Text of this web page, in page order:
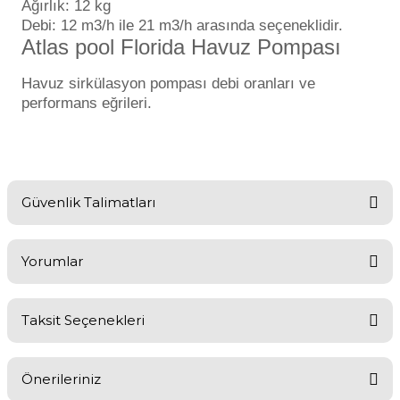
Havuz
Kapağı
Havuz Pompa
Kartuş Filtreler
Kuvars Cam
Ağırlık: 12 kg
Debi: 12 m3/h ile 21 m3/h arasında seçeneklidir.
Atlas pool Florida Havuz Pompası
Havuz sirkülasyon pompası debi oranları ve
performans eğrileri.
Güvenlik Talimatları
Havuz pompası güvenlik talimatları
Havuz pompası kurulum talimatları
1.Genel
Bu talimatlar doğru kurulum ve pompaların optimum
Yorumlar
Taksit Seçenekleri
Önerileriniz